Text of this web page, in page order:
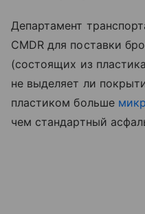
Департамент
CMDR для поставки
(состоящих из
не выделяет ли
пластиком больше
чем стандартный